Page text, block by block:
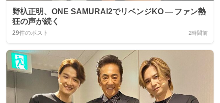
野杁正明、ONE SAMURAI2でリベンジKO — ファン熱
狂の声が続く
29件のポスト 2時間前